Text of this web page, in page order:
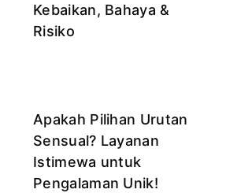
Kebaikan, Bahaya &
Risiko
Apakah Pilihan Urutan
Sensual? Layanan
Istimewa untuk
Pengalaman Unik!